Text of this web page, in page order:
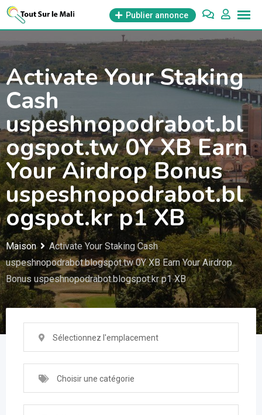
Aller
contenu
Publier annonce
Activate Your Staking
Cash
uspeshnopodrabot.bl
ogspot.tw 0Y XB Earn
Your Airdrop Bonus
uspeshnopodrabot.bl
ogspot.kr p1 XB
Maison
Activate Your Staking Cash
uspeshnopodrabot.blogspot.tw 0Y XB Earn Your Airdrop
Bonus uspeshnopodrabot.blogspot.kr p1 XB
Sélectionnez l'emplacement
Choisir une catégorie